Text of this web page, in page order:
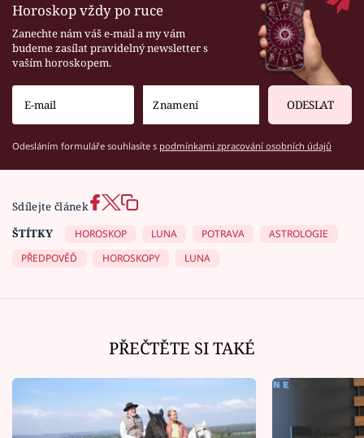
Horoskop vždy po ruce
Zanechte nám váš e-mail a my vám
budeme zasílat pravidelný newsletter s
vaším horoskopem.
ODESLAT
Odesláním formuláře souhlasíte s podmínkami zpracování osobních údajů
Sdílejte článek
ŠTÍTKY
HOROSKOP LUNA POTRAVA
ASTROLOGIE
PŘEDPOVĚĎ
HOROSKOPY LUNA
PŘEČTĚTE SI TAKÉ